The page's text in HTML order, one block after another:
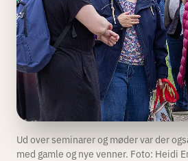
Ud over seminarer og møder var der
med gamle og nye venner. Foto: Heidi